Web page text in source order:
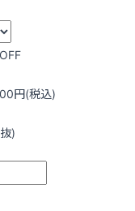
円(税込)
)